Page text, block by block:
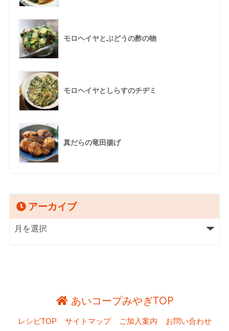
モロヘイヤとぶどうの酢の物
モロヘイヤとしらすのチヂミ
真だらの竜田揚げ
アーカイブ
あいコープみやぎTOP
レシピTOP サイトマップ ご加入案内 お問い合わせ